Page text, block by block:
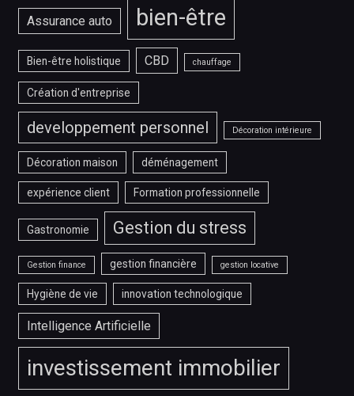
Assurance auto bien-être
Bien-être holistique CBD chauffage
Création d'entreprise
developpement personnel Décoration intérieure
Décoration maison déménagement
expérience client Formation professionnelle
Gastronomie Gestion du stress
Gestion finance gestion financière gestion locative
Hygiène de vie innovation technologique
Intelligence Artificielle
investissement immobilier